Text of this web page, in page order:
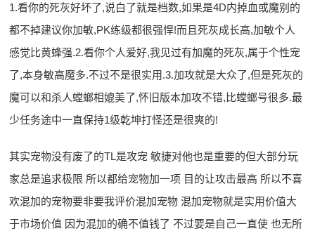
1.看你的死灰好坏了,说白了就是档数,如果是4D内掉血或魔别的
都不掉建议你加敏,PK练级都很强悍!而且死灰成长高,加敏个人
感觉比黄蜂强.2.看你个人爱好,我见过有加魔的死灰,属于个性宠
了,本身敏高魔多.不过不是很实用.3.加攻就是大众了,但是死灰的
魔可以和杀人螳螂相媲美了,怀旧版本加攻不错,比螳螂号很多.最
少任务途中一直保持1级乾坤打怪还是很爽的!
其实宠物没有废了的TL是攻宠 敏捷对他也是重要的但大部分玩
家总是追求极限 所以都给宠物加一项 目的让攻击最高 所以不喜
欢混加的宠物要非要我评价混加宠物 混加宠物就是实用价值大
于市场价值 因为混加的确不值钱了 不过要是自己一直使 也无所